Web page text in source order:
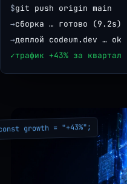
$git push origin main
→сборка … готово (9.2s)
→деплой codeum.dev … ok
✓трафик +43% за квартал
const growth = "+43%";